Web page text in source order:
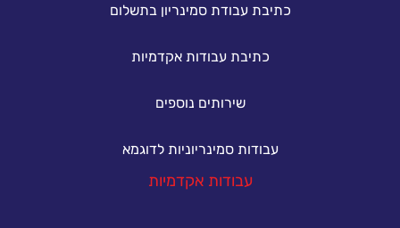
כתיבת עבודת סמינריון בתשלום
כתיבת עבודות אקדמיות
שירותים נוספים
עבודות סמינריוניות לדוגמא
עבודות אקדמיות